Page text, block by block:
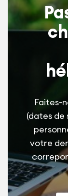
Faites-
(dates de
votre